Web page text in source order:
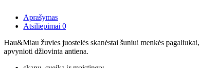
Aprašymas
Atsiliepimai 0
Hau&Miau žuvies juostelės skanėstai šuniui menkės pagaliukai,
apvynioti džiovinta antiena.